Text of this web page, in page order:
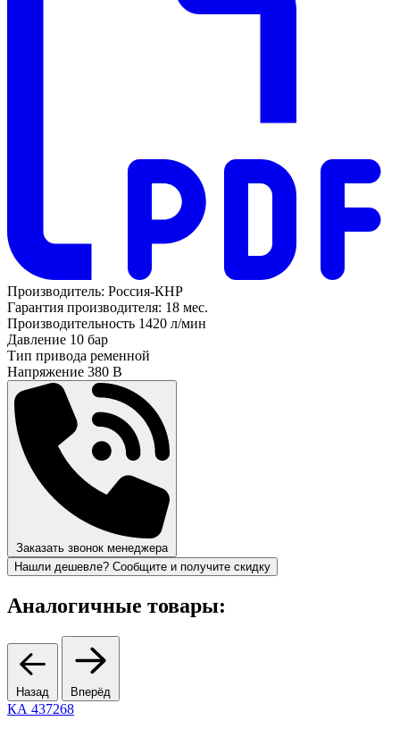
Производитель: Россия-КНР
Гарантия производителя: 18 мес.
Производительность 1420 л/мин
Давление 10 бар
Тип привода ременной
Напряжение 380 В
Заказать звонок менеджера
Нашли дешевле? Сообщите и получите скидку
Аналогичные товары:
Назад Вперёд
КА 437268